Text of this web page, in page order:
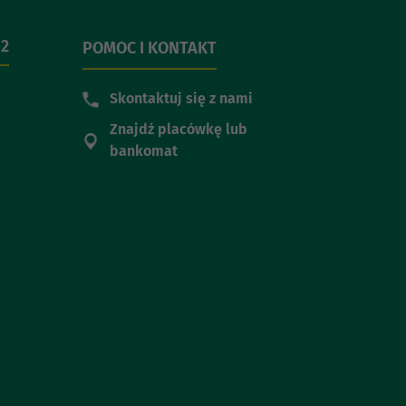
POMOC I KONTAKT
Skontaktuj się z nami
Znajdź placówkę lub
bankomat